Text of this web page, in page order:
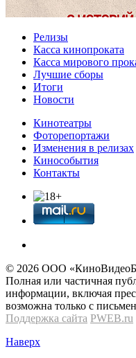
Релизы
Касса кинопроката
Касса мирового
Лучшие сборы
Итоги
Новости
Кинотеатры
Фоторепортажи
Изменения в релизах
Кинособытия
Контакты
© 2026 OOО
Полная или частичная
информации, включая
возможна только с
Поддержка сайта PWEB.ru
Наверх